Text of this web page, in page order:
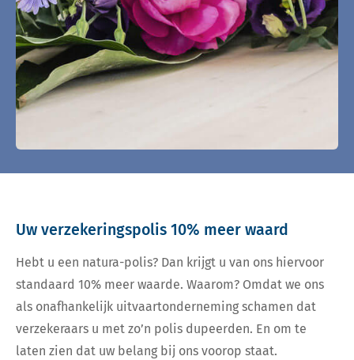
Uw verzekeringspolis 10% meer waard
Hebt u een natura-polis? Dan krijgt u van ons hiervoor
standaard 10% meer waarde. Waarom? Omdat we ons
als onafhankelijk uitvaartonderneming schamen dat
verzekeraars u met zo’n polis dupeerden. En om te
laten zien dat uw belang bij ons voorop staat.